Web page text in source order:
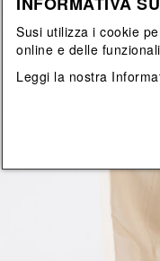
Vedi tutti
Vedi tutti
Susi utilizza i cookie
online e delle
Leggi la nostra